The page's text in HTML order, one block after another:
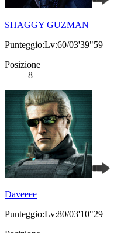
SHAGGY GUZMAN
Punteggio:Lv:60/03'39"59
Posizione
8
Daveeee
Punteggio:Lv:80/03'10"29